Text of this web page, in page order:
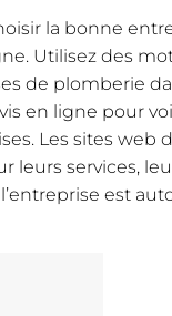
la bonne
Utilisez des
de plomberie
en ligne pour
Les sites
leurs services,
est